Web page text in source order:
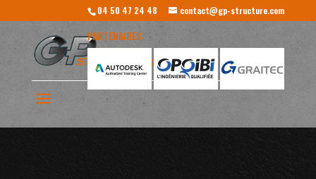
04 50 47 24 48 contact@gp-structure.com
PARTENAIRES